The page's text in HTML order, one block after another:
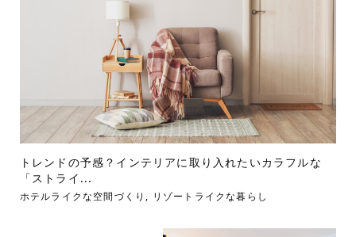
トレンドの予感？インテリアに取り入れたいカラフルな
「ストライ...
ホテルライクな空間づくり , リゾートライクな暮らし